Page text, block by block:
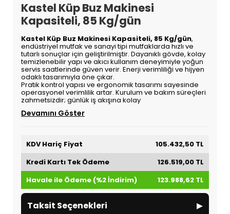
Kastel Küp Buz Makinesi
Kapasiteli, 85 Kg/gün
Kastel Küp Buz Makinesi Kapasiteli, 85 Kg/gün,
endüstriyel mutfak ve sanayi tipi mutfaklarda hızlı ve
tutarlı sonuçlar için geliştirilmiştir. Dayanıklı gövde, kolay
temizlenebilir yapı ve akıcı kullanım deneyimiyle yoğun
servis saatlerinde güven verir. Enerji verimliliği ve hijyen
odaklı tasarımıyla öne çıkar.
Pratik kontrol yapısı ve ergonomik tasarımı sayesinde
operasyonel verimlilik artar. Kurulum ve bakım süreçleri
zahmetsizdir; günlük iş akışına kolay
Devamını Göster
KDV Hariç Fiyat
105.432,50 TL
Kredi Kartı Tek Ödeme
126.519,00 TL
Havale ile Ödeme (%2 İndirim)
123.988,62 TL
Taksit Seçenekleri ▸